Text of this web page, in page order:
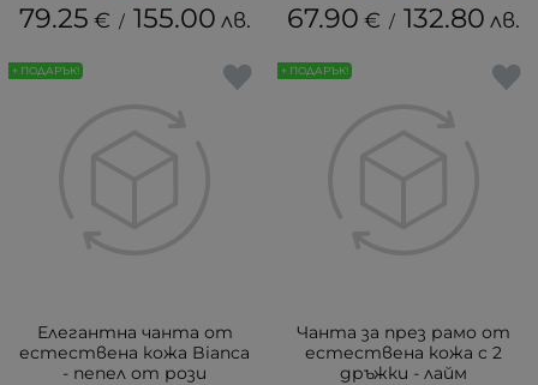
79.25 € / 155.00 лв. 67.90 € / 132.80 лв.
Елегантна чанта от
естествена кожа Bianca
- пепел от рози
+ ПОДАРЪК!
Чанта за през рамо от
естествена кожа с 2
дръжки - лайм
+ ПОДАРЪК!